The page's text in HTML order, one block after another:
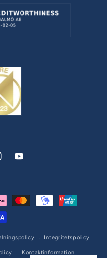
YouTube
Integritetspolicy
Kontaktinformation